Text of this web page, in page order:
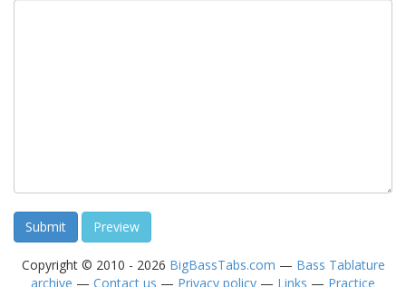
Copyright © 2010 - 2026 BigBassTabs.com — Bass Tablature
archive — Contact us — Privacy policy — Links — Practice